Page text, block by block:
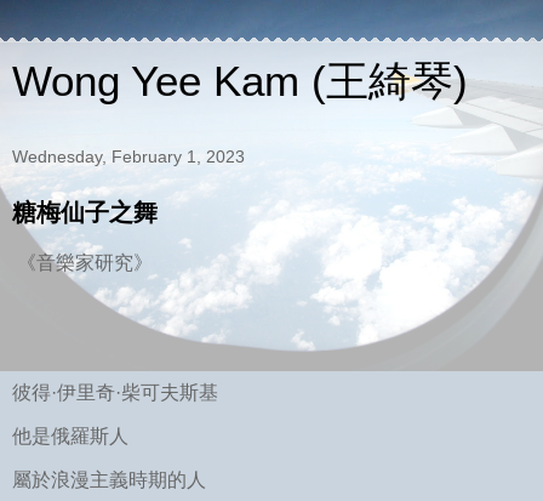
Wong Yee Kam (王綺琴)
Wednesday, February 1, 2023
糖梅仙子之舞
《音樂家研究》
彼得·伊里奇·柴可夫斯基
他是俄羅斯人
屬於浪漫主義時期的人